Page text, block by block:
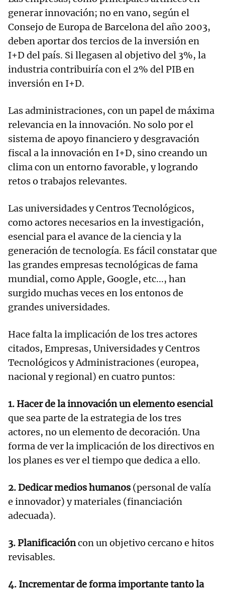
generar innovación; no en vano, según el
Consejo de Europa de Barcelona del año 2003,
deben aportar dos tercios de la inversión en
I+D del país. Si llegasen al objetivo del 3%, la
industria contribuiría con el 2% del PIB en
inversión en I+D.
Las administraciones, con un papel de máxima
relevancia en la innovación. No solo por el
sistema de apoyo financiero y desgravación
fiscal a la innovación en I+D, sino creando un
clima con un entorno favorable, y logrando
retos o trabajos relevantes.
Las universidades y Centros Tecnológicos,
como actores necesarios en la investigación,
esencial para el avance de la ciencia y la
generación de tecnología. Es fácil constatar que
las grandes empresas tecnológicas de fama
mundial, como Apple, Google, etc..., han
surgido muchas veces en los entonos de
grandes universidades.
Hace falta la implicación de los tres actores
citados, Empresas, Universidades y Centros
Tecnológicos y Administraciones (europea,
nacional y regional) en cuatro puntos:
1. Hacer de la innovación un elemento esencial
que sea parte de la estrategia de los tres
actores, no un elemento de decoración. Una
forma de ver la implicación de los directivos en
los planes es ver el tiempo que dedica a ello.
2. Dedicar medios humanos (personal de valía
e innovador) y materiales (financiación
adecuada).
3. Planificacióncon un objetivo cercano e hitos
revisables.
4. Incrementar de forma importante tanto la